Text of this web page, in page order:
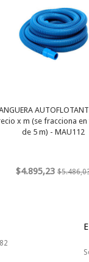
x m (se fracciona
de 5 m) - MAU112
$4.895,23